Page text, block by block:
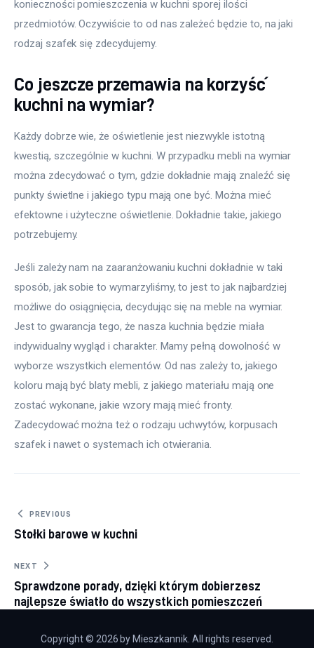
konieczności pomieszczenia w kuchni sporej ilości
przedmiotów. Oczywiście to od nas zależeć będzie to, na jaki
rodzaj szafek się zdecydujemy.
Co jeszcze przemawia na korzyść
kuchni na wymiar?
Każdy dobrze wie, że oświetlenie jest niezwykle istotną
kwestią, szczególnie w kuchni. W przypadku mebli na wymiar
można zdecydować o tym, gdzie dokładnie mają znaleźć się
punkty świetlne i jakiego typu mają one być. Można mieć
efektowne i użyteczne oświetlenie. Dokładnie takie, jakiego
potrzebujemy.
Jeśli zależy nam na zaaranżowaniu kuchni dokładnie w taki
sposób, jak sobie to wymarzyliśmy, to jest to jak najbardziej
możliwe do osiągnięcia, decydując się na meble na wymiar.
Jest to gwarancja tego, że nasza kuchnia będzie miała
indywidualny wygląd i charakter. Mamy pełną dowolność w
wyborze wszystkich elementów. Od nas zależy to, jakiego
koloru mają być blaty mebli, z jakiego materiału mają one
zostać wykonane, jakie wzory mają mieć fronty.
Zadecydować można też o rodzaju uchwytów, korpusach
szafek i nawet o systemach ich otwierania.
Nawigacja wpisu
PREVIOUS
Stołki barowe w kuchni
NEXT
Sprawdzone porady, dzięki którym dobierzesz
najlepsze światło do wszystkich pomieszczeń
Copyright © 2026 by Mieszkannik. All rights reserved.